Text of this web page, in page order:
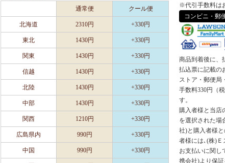
通常便
クール便
北海道 2310円 +330円
東北 1430円 +330円
関東 1430円 +330円
信越 1430円 +330円
北陸 1430円 +330円
中部 1430円 +330円
関西 1210円 +330円
広島県内 990円 +330円
中国 990円 +330円
※代引手数料は
コンビニ・郵
商品到着後に、
払込票に記載の
ストア・郵便局
手数料330円（
す。
購入者様と当店
を選択された場
社)と購入者様
者様には､(株)
お支払いに関し
携会社)より保